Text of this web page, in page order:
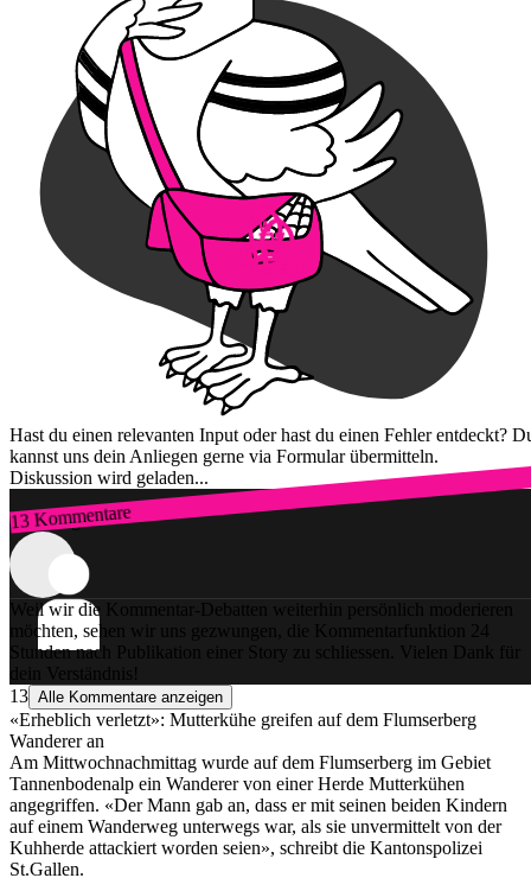
Hast du einen relevanten Input oder hast du einen Fehler entdeckt?
kannst uns dein Anliegen gerne via Formular übermitteln.
Diskussion wird geladen...
13 Kommentare
Zum Login
Weil wir die Kommentar-Debatten weiterhin persönlich moderieren
möchten, sehen wir uns gezwungen, die Kommentarfunktion 24
Stunden nach Publikation einer Story zu schliessen. Vielen Dank für
dein Verständnis!
13 Alle Kommentare anzeigen
«Erheblich verletzt»: Mutterkühe greifen auf dem Flumserberg
Wanderer an
Am Mittwochnachmittag wurde auf dem Flumserberg im Gebiet
Tannenbodenalp ein Wanderer von einer Herde Mutterkühen
angegriffen. «Der Mann gab an, dass er mit seinen beiden Kindern
auf einem Wanderweg unterwegs war, als sie unvermittelt von der
Kuhherde attackiert worden seien», schreibt die Kantonspolizei
St.Gallen.